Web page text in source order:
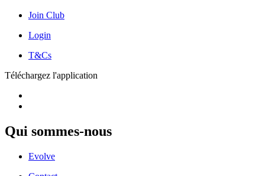
Join Club
Login
T&Cs
Téléchargez l'application
Qui sommes-nous
Evolve